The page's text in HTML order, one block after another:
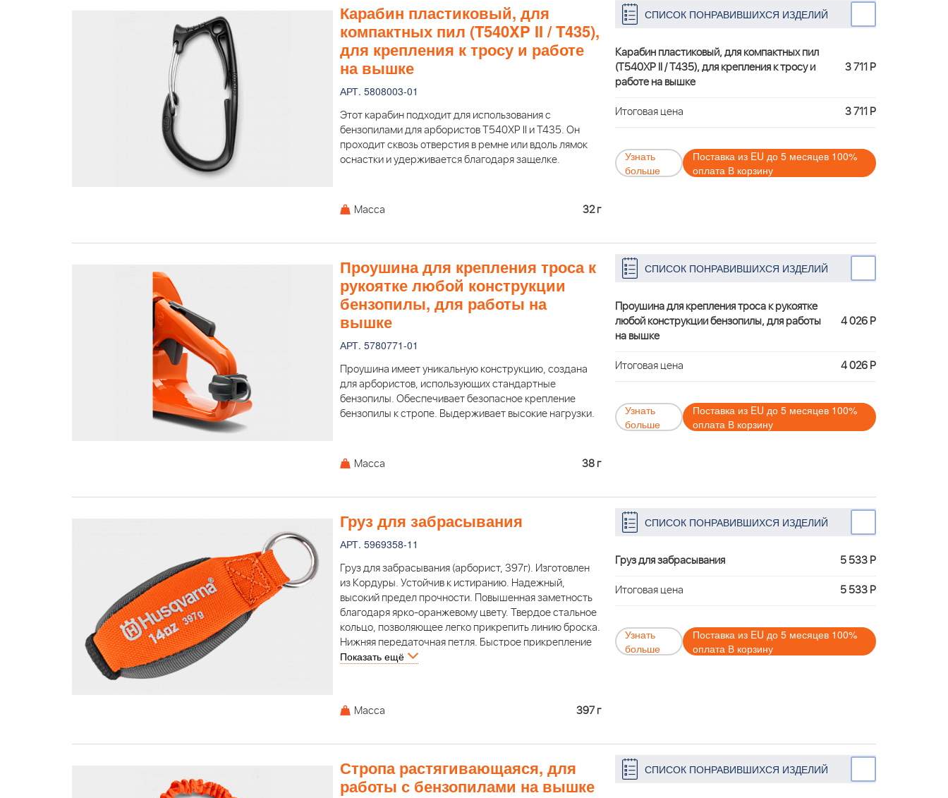
Карабин пластиковый, для
компактных пил (T540XP II / T435),
для крепления к тросу и работе
на вышке
АРТ. 5808003-01
Этот карабин подходит для использования с
бензопилами для арбористов T540XP II и T435. Он
проходит сквозь отверстия в ремне или вдоль лямок
оснастки и удерживается благодаря защелке.
Масса 32 г
СПИСОК ПОНРАВИВШИХСЯ ИЗДЕЛИЙ
Карабин пластиковый, для компактных пил
(T540XP II / T435), для крепления к тросу и
работе на вышке
3 711 Р
Итоговая цена 3 711 Р
Узнать
больше
Поставка из EU до 5 месяцев 100%
оплата В корзину
Проушина для крепления троса к
рукоятке любой конструкции
бензопилы, для работы на
вышке
АРТ. 5780771-01
Проушина имеет уникальную конструкцию, создана
для арбористов, использующих стандартные
бензопилы. Обеспечивает безопасное крепление
бензопилы к стропе. Выдерживает высокие нагрузки.
Масса 38 г
СПИСОК ПОНРАВИВШИХСЯ ИЗДЕЛИЙ
Проушина для крепления троса к рукоятке
любой конструкции бензопилы, для работы
на вышке
4 026 Р
Итоговая цена 4 026 Р
Узнать
больше
Поставка из EU до 5 месяцев 100%
оплата В корзину
Груз для забрасывания
АРТ. 5969358-11
Груз для забрасывания (арборист, 397г). Изготовлен
из Кордуры. Устойчив к истиранию. Надежный,
высокий предел прочности. Повышенная заметность
благодаря ярко-оранжевому цвету. Твердое стальное
кольцо, позволяющее легко прикрепить линию броска.
Нижняя передаточная петля. Быстрое прикрепление
карабина.
Показать ещё
Масса 397 г
СПИСОК ПОНРАВИВШИХСЯ ИЗДЕЛИЙ
Груз для забрасывания
5 533 Р
Итоговая цена
5 533 Р
Узнать
больше
Поставка из EU до 5 месяцев 100%
оплата В корзину
Стропа растягивающаяся, для
работы с бензопилами на вышке
СПИСОК ПОНРАВИВШИХСЯ ИЗДЕЛИЙ